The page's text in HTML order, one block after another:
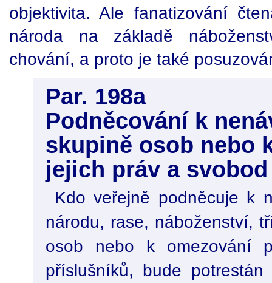
objektivita. Ale fanatizování
národa na základě
chování, a proto je také
Par. 198a
Podněcování k
skupině osob nebo
jejich práv a svobod
Kdo veřejně podněcuje k
národu, rase, náboženství,
osob nebo k omezování
příslušníků, bude